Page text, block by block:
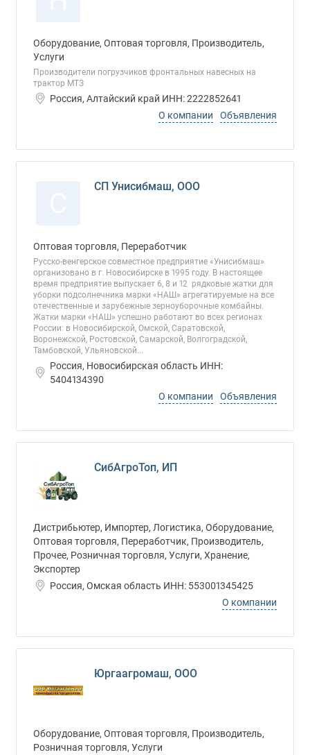
Оборудование, Оптовая торговля, Производитель,
Услуги
Производители погрузчиков фронтальных навесных на
трактор МТЗ
Россия, Алтайский край ИНН: 2222852641
О компании
Объявления
СП Унисибмаш, ООО
Оптовая торговля, Переработчик
Русско-венгерское совместное предприятие «Унисибмаш»
организовано в г. Новосибирске в 1995 году. В настоящее
время предприятие выпускает 6, 8 и 12 рядковые жатки для
уборки подсолнечника марки «НАШ» агрегатируемые на все
отечественные и зарубежные зерноуборочные комбайны.
Жатки марки «НАШ» успешно работают во всех регионах
России: в Новосибирской, Омской, Саратовской,
Воронежской, Ростовской, Самарской, Волгоградской,
Тамбовской, Ульяновской...
Россия, Новосибирская область ИНН:
5404134390
О компании
Объявления
СибАгроТоп, ИП
Дистрибьютер, Импортер, Логистика, Оборудование,
Оптовая торговля, Переработчик, Производитель,
Прочее, Розничная торговля, Услуги, Хранение,
Экспортер
Россия, Омская область ИНН: 553001345425
О компании
Юргаагромаш, ООО
Оборудование, Оптовая торговля, Производитель,
Розничная торговля, Услуги